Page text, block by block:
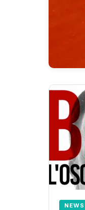
NEWS